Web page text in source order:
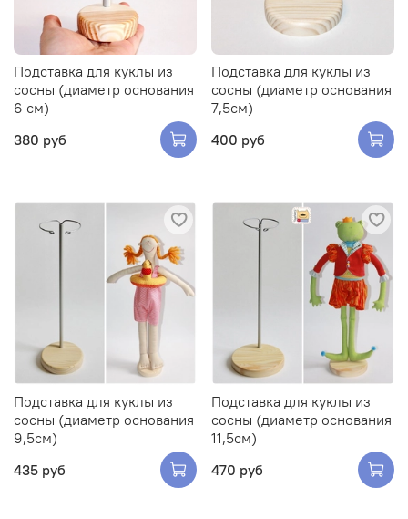
Подставка для куклы из
сосны (диаметр основания
6 см)
380 руб
Подставка для куклы из
сосны (диаметр основания
7,5см)
400 руб
Подставка для куклы из
сосны (диаметр основания
9,5см)
435 руб
Подставка для куклы из
сосны (диаметр основания
11,5см)
470 руб